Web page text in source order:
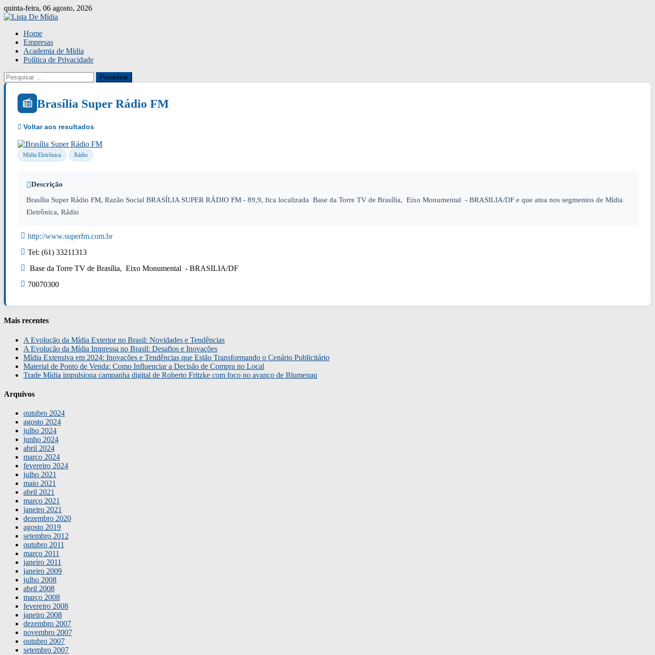
Skip
to
quinta-feira, 06 agosto, 2026
Home
Empresas
Academia de Mídia
Política de Privacidade
Pesquisar
por:
Brasília Super Rádio FM
Mídia Eletrônica Rádio
Descrição
Brasília Super Rádio FM, Razão Social BRASÍLIA SUPER RÁDIO FM - 89,9, fica localizada Base da Torre TV de Brasília, Eixo Monumental - BRASILIA/DF e que atua nos segmentos de Mídia
Eletrônica, Rádio
http://www.superfm.com.br
Tel: (61) 33211313
Base da Torre TV de Brasília, Eixo Monumental - BRASILIA/DF
70070300
Mais recentes
A Evolução da Mídia Exterior no Brasil: Novidades e Tendências
A Evolução da Mídia Impressa no Brasil: Desafios e Inovações
Mídia Extensiva em 2024: Inovações e Tendências que Estão Transformando o Cenário Publicitário
Material de Ponto de Venda: Como Influenciar a Decisão de Compra no Local
Trade Mídia impulsiona campanha digital de Roberto Fritzke com foco no avanço de Blumenau
Arquivos
outubro 2024
agosto 2024
julho 2024
junho 2024
abril 2024
março 2024
fevereiro 2024
julho 2021
maio 2021
abril 2021
março 2021
janeiro 2021
dezembro 2020
agosto 2019
setembro 2012
outubro 2011
março 2011
janeiro 2011
janeiro 2009
julho 2008
abril 2008
março 2008
fevereiro 2008
janeiro 2008
dezembro 2007
novembro 2007
outubro 2007
setembro 2007